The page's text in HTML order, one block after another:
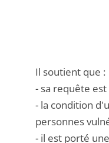
Il soutient que :
- sa requête
- la condition
personnes
- il est porté